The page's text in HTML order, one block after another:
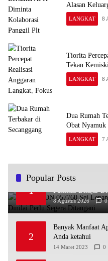
Alasan
LANGKAT 8
Tiorita
Tekan
LANGKAT 8
Dua Rumah
Obat Nyamuk
LANGKAT 7
Popular Posts
1
Kondisi SDN
Fasilitas Belajar
8 Agustus 2026 0
2
Banyak Manfaat
Anda ketahui
14 Maret 2023 0